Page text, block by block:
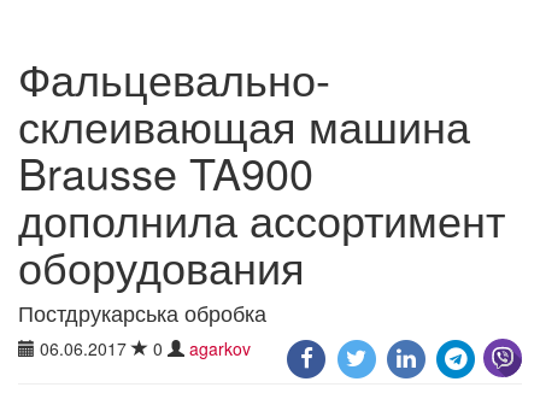
Фальцевально-
склеивающая машина
Brausse TA900
дополнила ассортимент
оборудования
Постдрукарська обробка
06.06.2017 0 agarkov